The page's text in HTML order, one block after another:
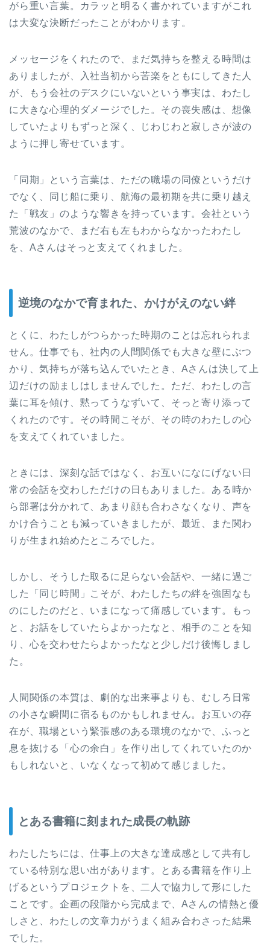
がら重い言葉。カラッと明るく書かれていますがこれ
は大変な決断だったことがわかります。
メッセージをくれたので、まだ気持ちを整える時間は
ありましたが、入社当初から苦楽をともにしてきた人
が、もう会社のデスクにいないという事実は、わたし
に大きな心理的ダメージでした。その喪失感は、想像
していたよりもずっと深く、じわじわと寂しさが波の
ように押し寄せています。
「同期」という言葉は、ただの職場の同僚というだけ
でなく、同じ船に乗り、航海の最初期を共に乗り越え
た「戦友」のような響きを持っています。会社という
荒波のなかで、まだ右も左もわからなかったわたし
を、Aさんはそっと支えてくれました。
逆境のなかで育まれた、かけがえのない絆
とくに、わたしがつらかった時期のことは忘れられま
せん。仕事でも、社内の人間関係でも大きな壁にぶつ
かり、気持ちが落ち込んでいたとき、Aさんは決して上
辺だけの励ましはしませんでした。ただ、わたしの言
葉に耳を傾け、黙ってうなずいて、そっと寄り添って
くれたのです。その時間こそが、その時のわたしの心
を支えてくれていました。
ときには、深刻な話ではなく、お互いになにげない日
常の会話を交わしただけの日もありました。ある時か
ら部署は分かれて、あまり顔も合わさなくなり、声を
かけ合うことも減っていきましたが、最近、また関わ
りが生まれ始めたところでした。
しかし、そうした取るに足らない会話や、一緒に過ご
した「同じ時間」こそが、わたしたちの絆を強固なも
のにしたのだと、いまになって痛感しています。もっ
と、お話をしていたらよかったなと、相手のことを知
り、心を交わせたらよかったなと少しだけ後悔しまし
た。
人間関係の本質は、劇的な出来事よりも、むしろ日常
の小さな瞬間に宿るものかもしれません。お互いの存
在が、職場という緊張感のある環境のなかで、ふっと
息を抜ける「心の余白」を作り出してくれていたのか
もしれないと、いなくなって初めて感じました。
とある書籍に刻まれた成長の軌跡
わたしたちには、仕事上の大きな達成感として共有し
ている特別な思い出があります。とある書籍を作り上
げるというプロジェクトを、二人で協力して形にした
ことです。企画の段階から完成まで、Aさんの情熱と優
しさと、わたしの文章力がうまく組み合わさった結果
でした。